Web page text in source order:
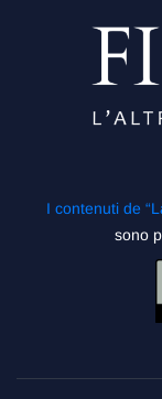
I contenuti de
sono